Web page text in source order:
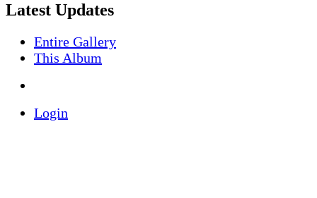
Latest Updates
Entire Gallery
This Album
Login